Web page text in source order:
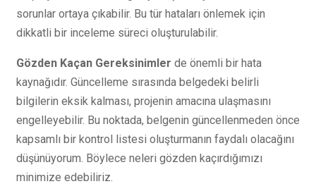
sorunlar ortaya çıkabilir. Bu tür hataları önlemek için
dikkatli bir inceleme süreci oluşturulabilir.
Gözden Kaçan Gereksinimler de önemli bir hata
kaynağıdır. Güncelleme sırasında belgedeki belirli
bilgilerin eksik kalması, projenin amacına ulaşmasını
engelleyebilir. Bu noktada, belgenin güncellenmeden önce
kapsamlı bir kontrol listesi oluşturmanın faydalı olacağını
düşünüyorum. Böylece neleri gözden kaçırdığımızı
minimize edebiliriz.